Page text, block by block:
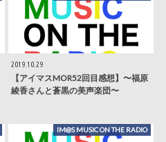
2019.10.29
【アイマスMOR52回目感想】〜福原
綾香さんと蒼黒の美声楽団〜
IM@S MUSIC ON THE RADIO